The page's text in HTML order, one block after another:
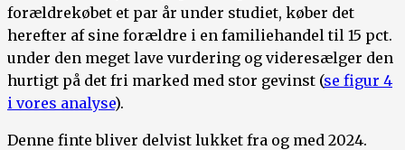
forældrekøbet et par år under studiet, køber det
herefter af sine forældre i en familiehandel til 15 pct.
under den meget lave vurdering og videresælger den
hurtigt på det fri marked med stor gevinst (se figur 4
i vores analyse).
Denne finte bliver delvist lukket fra og med 2024.